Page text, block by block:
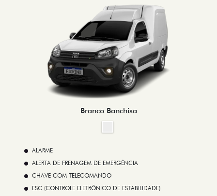
Branco Banchisa
ALARME
ALERTA DE FRENAGEM DE EMERGÊNCIA
CHAVE COM TELECOMANDO
ESC (CONTROLE ELETRÔNICO DE ESTABILIDADE)